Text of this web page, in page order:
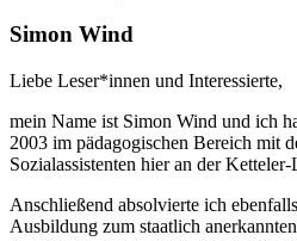
Simon Wind
Liebe Leser*innen und Interessierte,
mein Name ist Simon Wind und ich
2003 im pädagogischen Bereich mit
Sozialassistenten hier an der
Anschließend absolvierte ich
Ausbildung zum staatlich